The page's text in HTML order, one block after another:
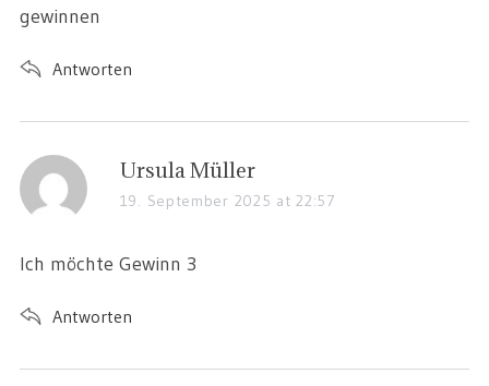
gewinnen
Antworten
Ursula Müller
19. September 2025 at 22:57
Ich möchte Gewinn 3
Antworten